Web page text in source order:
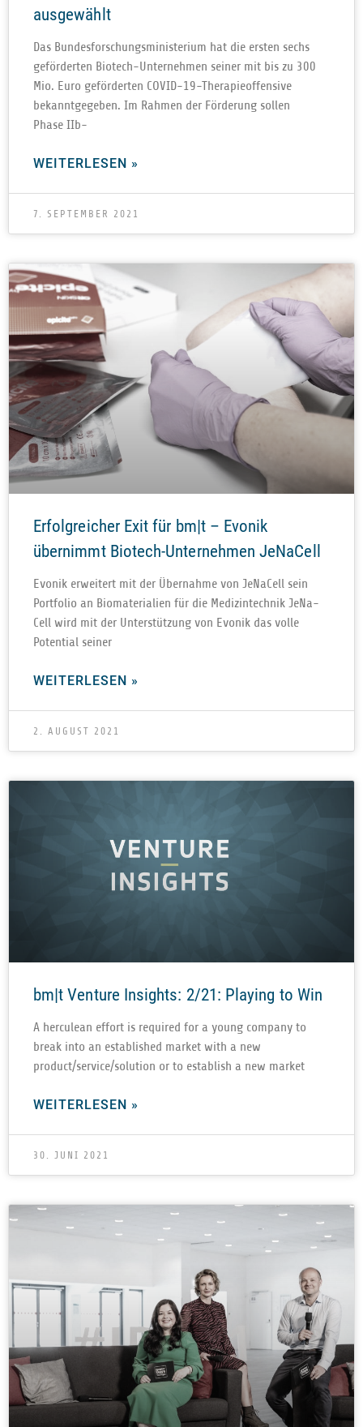
ausgewählt
Das Bun­des­for­schungs­mi­nis­te­rium hat die ers­ten sechs
geför­der­ten Bio­­­tech-Unter­­neh­­men sei­ner mit bis zu 300
Mio. Euro geför­der­ten COVID-19-The­ra­pie­of­­fen­­sive
bekannt­ge­ge­ben. Im Rah­men der För­de­rung sol­len
Phase IIb-
WEITERLESEN »
7. SEPTEMBER 2021
Erfolgreicher Exit für bm|t – Evonik
übernimmt Biotech-Unternehmen JeNaCell
Evo­nik erwei­tert mit der Über­nahme von JeNa­Cell sein
Port­fo­lio an Bio­ma­te­ria­lien für die Medi­zin­tech­nik JeNa­
Cell wird mit der Unter­stüt­zung von Evo­nik das volle
Poten­tial seiner
WEITERLESEN »
2. AUGUST 2021
bm|t Venture Insights: 2/21: Playing to Win
A her­cu­lean effort is requi­red for a young com­pany to
break into an estab­lished mar­ket with a new
product/service/solution or to estab­lish a new market
WEITERLESEN »
30. JUNI 2021